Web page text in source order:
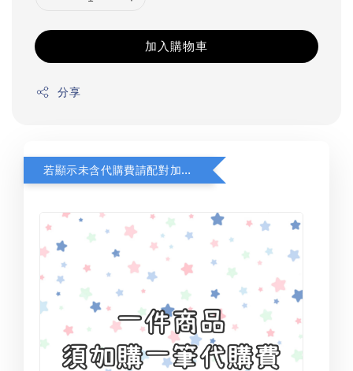
加入購物車
分享
若顯示未含代購費請配對加購(未加購視同無效訂單)